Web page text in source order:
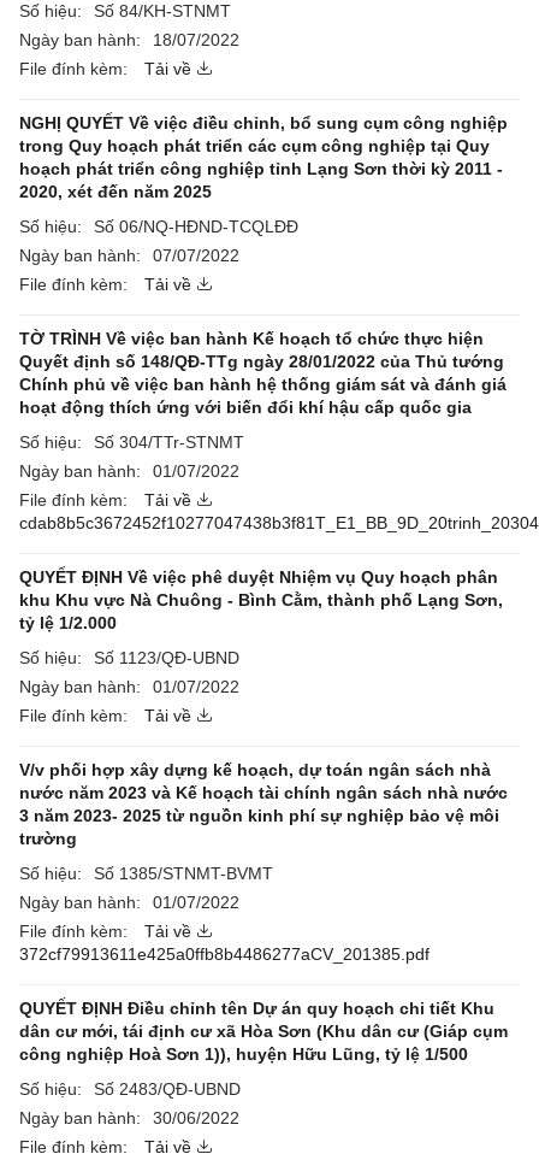
Số hiệu:
Số 84/KH-STNMT
Ngày ban hành:
18/07/2022
File đính kèm:
Tải về
NGHỊ QUYẾT Về việc điều chỉnh, bổ sung cụm công nghiệp
trong Quy hoạch phát triển các cụm công nghiệp tại Quy
hoạch phát triển công nghiệp tỉnh Lạng Sơn thời kỳ 2011 -
2020, xét đến năm 2025
Số hiệu:
Số 06/NQ-HĐND-TCQLĐĐ
Ngày ban hành:
07/07/2022
File đính kèm:
Tải về
TỜ TRÌNH Về việc ban hành Kế hoạch tổ chức thực hiện
Quyết định số 148/QĐ-TTg ngày 28/01/2022 của Thủ tướng
Chính phủ về việc ban hành hệ thống giám sát và đánh giá
hoạt động thích ứng với biến đổi khí hậu cấp quốc gia
Số hiệu:
Số 304/TTr-STNMT
Ngày ban hành:
01/07/2022
File đính kèm:
Tải về
QUYẾT ĐỊNH Về việc phê duyệt Nhiệm vụ Quy hoạch phân
khu Khu vực Nà Chuông - Bình Cằm, thành phố Lạng Sơn,
tỷ lệ 1/2.000
Số hiệu:
Số 1123/QĐ-UBND
Ngày ban hành:
01/07/2022
File đính kèm:
Tải về
V/v phối hợp xây dựng kế hoạch, dự toán ngân sách nhà
nước năm 2023 và Kế hoạch tài chính ngân sách nhà nước
3 năm 2023- 2025 từ nguồn kinh phí sự nghiệp bảo vệ môi
trường
Số hiệu:
Số 1385/STNMT-BVMT
Ngày ban hành:
01/07/2022
File đính kèm:
Tải về
372cf79913611e425a0ffb8b4486277aCV_201385.pdf
QUYẾT ĐỊNH Điều chỉnh tên Dự án quy hoạch chi tiết Khu
dân cư mới, tái định cư xã Hòa Sơn (Khu dân cư (Giáp cụm
công nghiệp Hoà Sơn 1)), huyện Hữu Lũng, tỷ lệ 1/500
Số hiệu:
Số 2483/QĐ-UBND
Ngày ban hành:
30/06/2022
File đính kèm:
Tải về